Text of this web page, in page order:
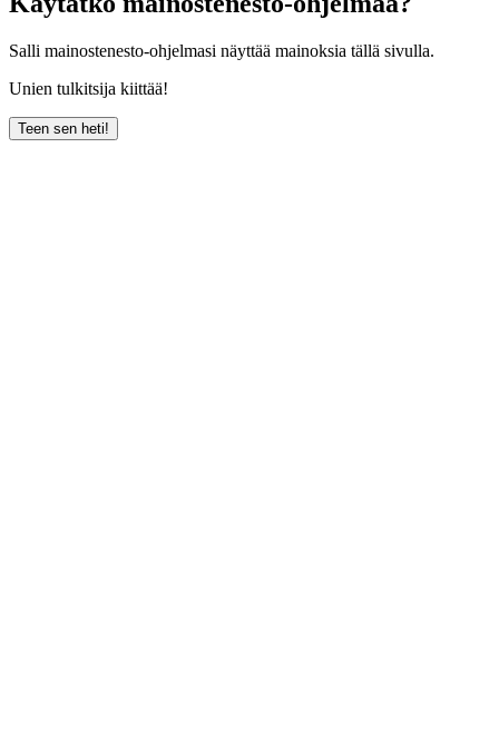
Salli mainostenesto-ohjelmasi näyttää mainoksia tällä sivulla.
Unien tulkitsija kiittää!
Teen sen heti!